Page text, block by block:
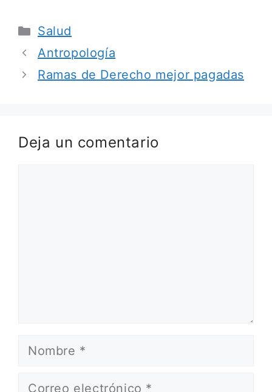
Categorías
Salud
Antropología
Ramas de Derecho mejor pagadas
Deja un comentario
Nombre
Correo